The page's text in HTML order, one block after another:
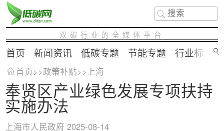
双碳行业的全媒体平台
首页 新闻资讯 低碳专题 节能专题 行业标准
首页>>政策补贴>> 上海
奉贤区产业绿色发展专项扶持
实施办法
上海市人民政府 2025-08-14